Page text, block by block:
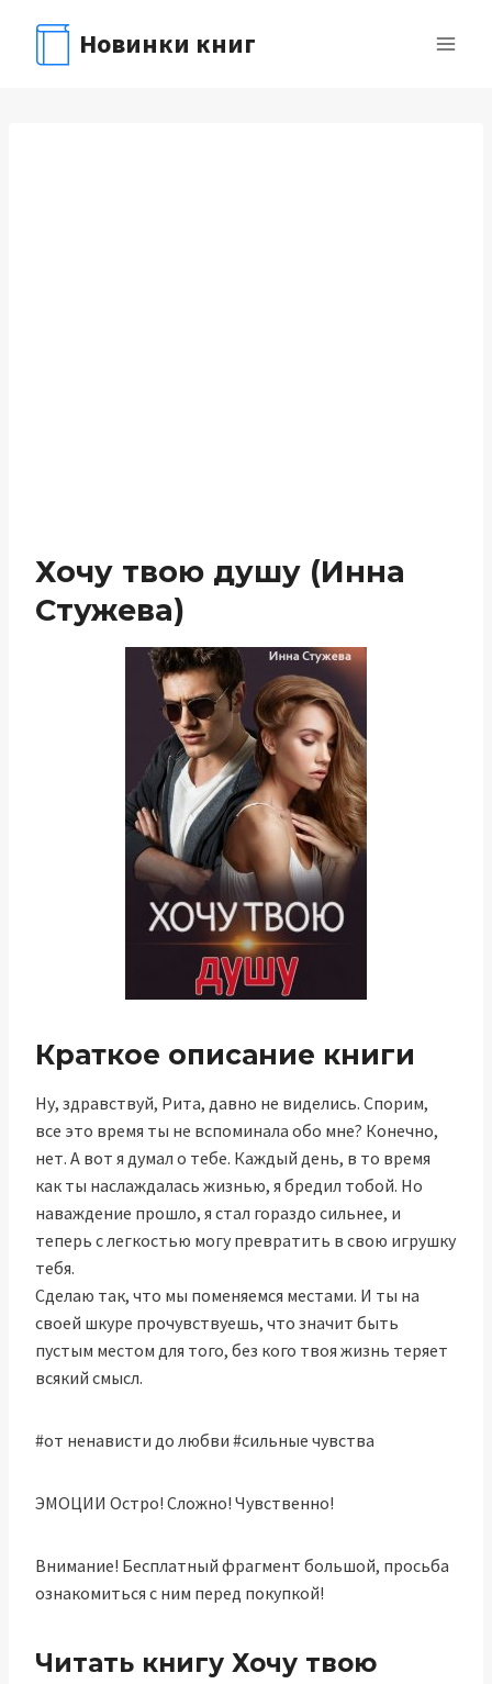
содержимому
Новинки книг
Хочу твою душу (Инна
Стужева)
Краткое описание книги
Ну, здравствуй, Рита, давно не виделись. Спорим,
все это время ты не вспоминала обо мне? Конечно,
нет. А вот я думал о тебе. Каждый день, в то время
как ты наслаждалась жизнью, я бредил тобой. Но
наваждение прошло, я стал гораздо сильнее, и
теперь с легкостью могу превратить в свою игрушку
тебя.
Сделаю так, что мы поменяемся местами. И ты на
своей шкуре прочувствуешь, что значит быть
пустым местом для того, без кого твоя жизнь теряет
всякий смысл.
#от ненависти до любви #сильные чувства
ЭМОЦИИ Остро! Сложно! Чувственно!
Внимание! Бесплатный фрагмент большой, просьба
ознакомиться с ним перед покупкой!
Читать книгу Хочу твою